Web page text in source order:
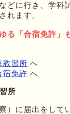
どに行き、学科
れます。
る「合宿免許」
教習所 へ
宿免許 へ
所
）に届出をして